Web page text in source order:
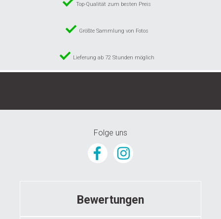
Top-Qualität zum besten Preis
Größte Sammlung von Fotos
Lieferung ab 72 Stunden möglich
Folge uns
Bewertungen